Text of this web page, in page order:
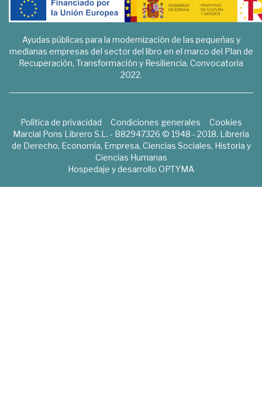
Ayudas públicas para la modernización de las pequeñas y
medianas empresas del sector del libro en el marco del Plan de
Recuperación, Transformación y Resiliencia. Convocatoria
2022.
Política de privacidad Condiciones generales
Cookies
Marcial Pons Librero S.L. - B82947326 © 1948 - 2018. Librería
de Derecho, Economía, Empresa, Ciencias Sociales, Historia y
Ciencias Humanas
Hospedaje y desarrollo OPTYMA